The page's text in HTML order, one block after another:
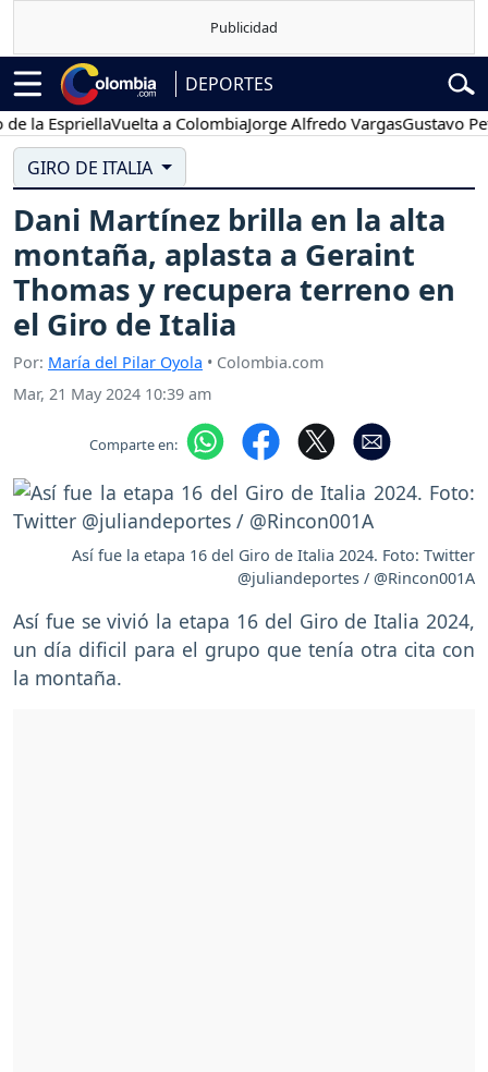
DEPORTES
Vuelta a ColombiaJorge Alfredo VargasGustavo Petro
GIRO DE ITALIA
Dani Martínez brilla en la alta
montaña, aplasta a Geraint
Thomas y recupera terreno en
el Giro de Italia
Por: María del Pilar Oyola • Colombia.com
Mar, 21 May 2024 10:39 am
Comparte en:
Así fue la etapa 16 del Giro de Italia 2024. Foto: Twitter
@juliandeportes / @Rincon001A
Así fue se vivió la etapa 16 del Giro de Italia 2024,
un día dificil para el grupo que tenía otra cita con
la montaña.